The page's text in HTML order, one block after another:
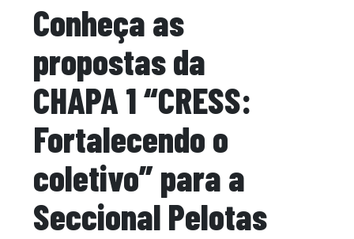
Conheça as
propostas da
CHAPA 1 “CRESS:
Fortalecendo o
coletivo” para a
Seccional Pelotas